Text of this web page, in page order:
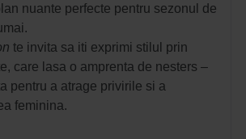
nuante perfecte pentru sezonul de
te invita sa iti exprimi stilul prin
care lasa o amprenta de nesters –
pentru a atrage privirile si a
feminina.